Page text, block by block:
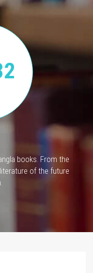
books. From the
of the future